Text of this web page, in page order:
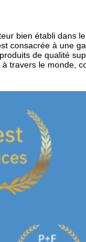
bien établi dans
consacrée à une
de qualité
travers le monde,